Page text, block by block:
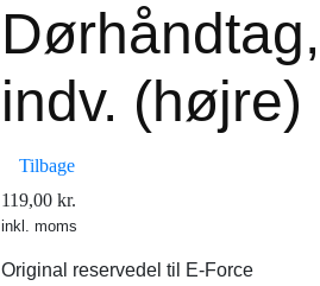
Dørhåndtag,
indv. (højre)
Tilbage
119,00 kr.
inkl. moms
Original reservedel til E-Force